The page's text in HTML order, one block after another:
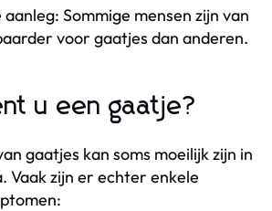
Sommige mensen zijn van
voor gaatjes dan anderen.
u een gaatje?
gaatjes kan soms moeilijk zijn in
Vaak zijn er echter enkele